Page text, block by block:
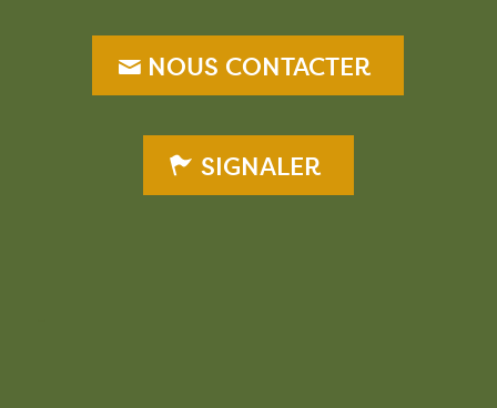
NOUS CONTACTER
SIGNALER